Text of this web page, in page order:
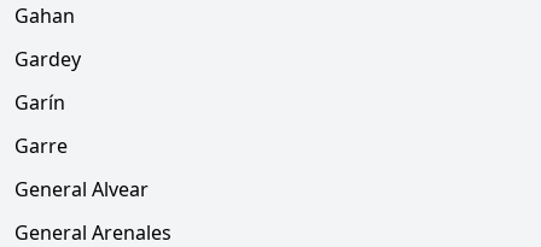
Gahan
Gardey
Garín
Garre
General Alvear
General Arenales